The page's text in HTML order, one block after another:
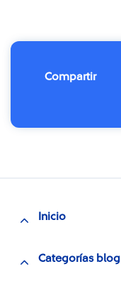
Compartir
Inicio
Categorías blog